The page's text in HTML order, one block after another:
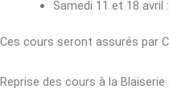
Samedi 11 et 18 avril
Ces cours seront assurés par
Reprise des cours à la